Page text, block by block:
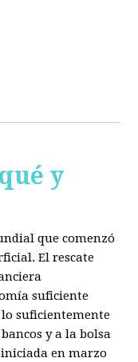
y
que comenzó
El rescate
suficiente
suficientemente
y a la bolsa
iniciada en marzo